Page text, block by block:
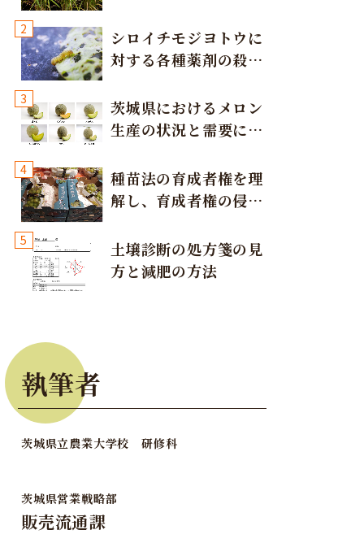
2
シロイチモジヨトウに
対する各種薬剤の殺虫
3
茨城県におけるメロン
生産の状況と需要に応
4
種苗法の育成者権を理
解し、育成者権の侵害
意しましょう！
5
土壌診断の処方箋の見
方と減肥の方法
執筆者
茨城県立農業大学校 研修科
茨城県営業戦略部
販売流通課